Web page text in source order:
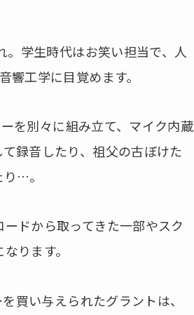
学生時代はお笑い担当で、人
工学に目覚めます。
を別々に組み立て、マイク内蔵
録音したり、祖父の古ぼけた
…。
ドから取ってきた一部やスク
ります。
買い与えられたグラントは、